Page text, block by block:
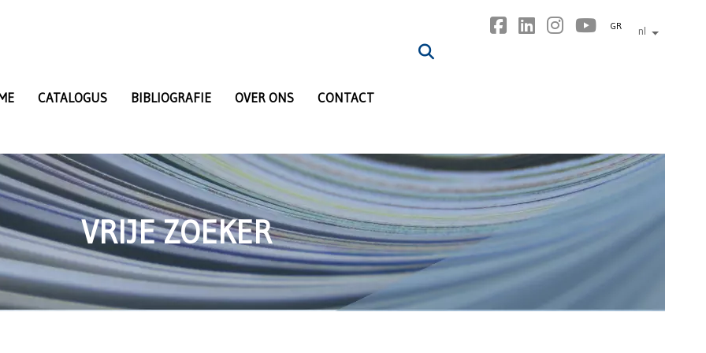
GR nl andere
CATALOGUS BIBLIOGRAFIE OVER ONS CONTACT
VRIJE ZOEKER